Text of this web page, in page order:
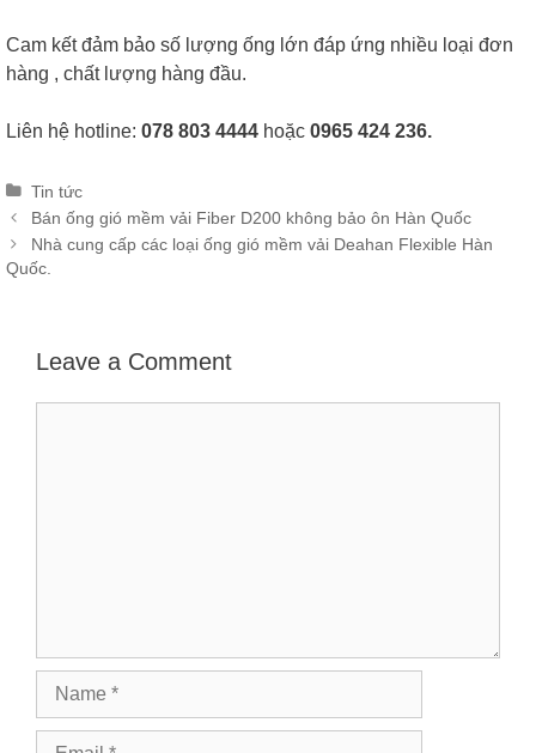
Cam kết đảm bảo số lượng ống lớn đáp ứng nhiều loại đơn
hàng , chất lượng hàng đầu.
Liên hệ hotline: 078 803 4444 hoặc 0965 424 236.
Categories
Tin tức
Post
navigation
Bán ống gió mềm vải Fiber D200 không bảo ôn Hàn Quốc
Nhà cung cấp các loại ống gió mềm vải Deahan Flexible Hàn
Quốc.
Leave a Comment
Name
Email